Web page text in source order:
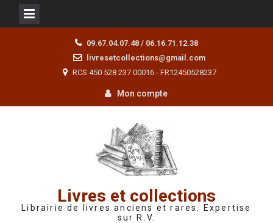
09.67.04.07.48 / 06.16.71.12.38
livresetcollections@gmail.com
RCS 450 528 237 00016 - FR12450528237
Mon compte
Livres et collections
Librairie de livres anciens et rares. Expertise
sur R.V.